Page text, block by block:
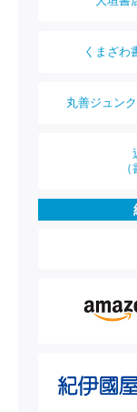
くまざわ
丸善ジュン